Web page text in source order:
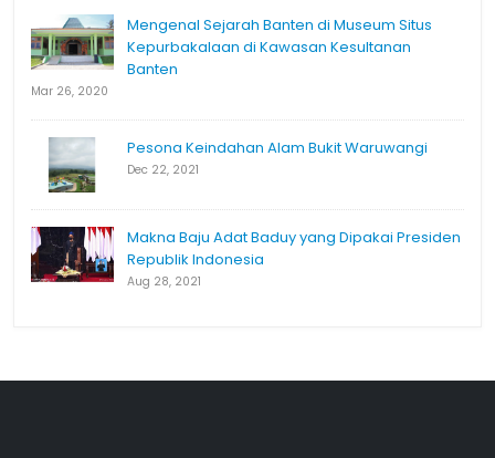
Mengenal Sejarah Banten di Museum Situs
Kepurbakalaan di Kawasan Kesultanan
Banten
Mar 26, 2020
Pesona Keindahan Alam Bukit Waruwangi
Dec 22, 2021
Makna Baju Adat Baduy yang Dipakai Presiden
Republik Indonesia
Aug 28, 2021